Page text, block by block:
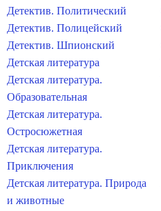
Детектив. Политический
Детектив. Полицейский
Детектив. Шпионский
Детская литература
Детская литература.
Образовательная
Детская литература.
Остросюжетная
Детская литература.
Приключения
Детская литература. Природа
и животные